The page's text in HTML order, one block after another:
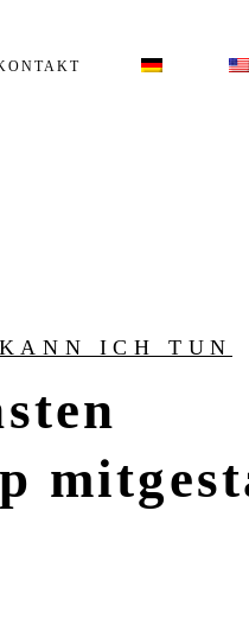
ICH TUN